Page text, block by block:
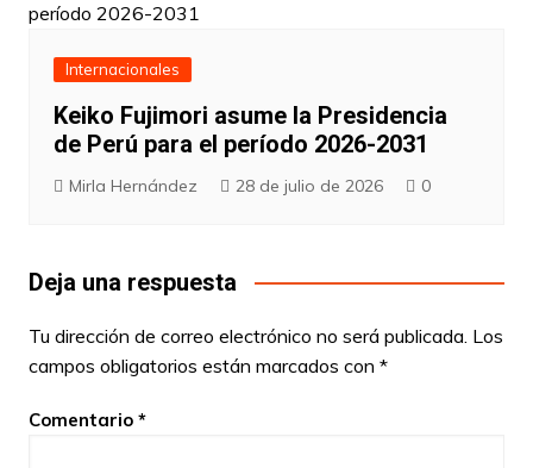
Internacionales
Keiko Fujimori asume la Presidencia
de Perú para el período 2026-2031
Mirla Hernández 28 de julio de 2026 0
Deja una respuesta
Tu dirección de correo electrónico no será publicada. Los
campos obligatorios están marcados con *
Comentario *